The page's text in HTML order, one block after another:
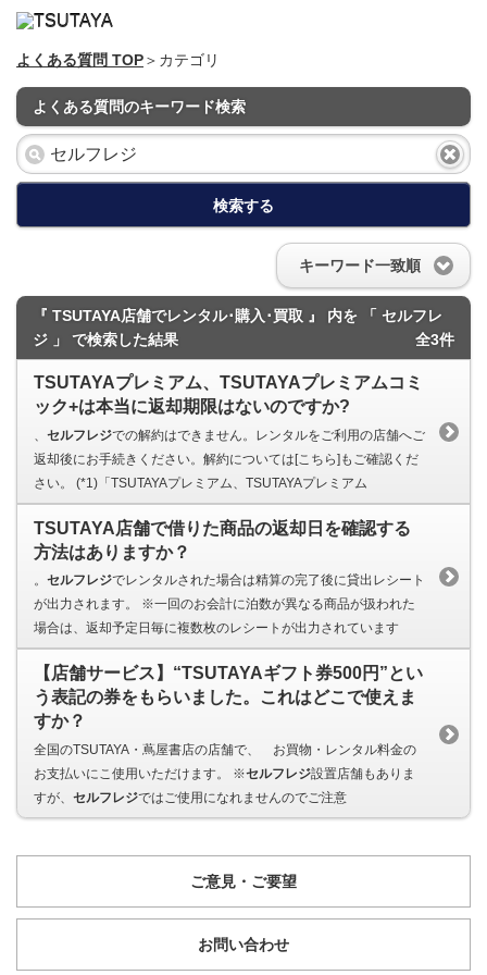
よくある質問 TOP＞カテゴリ
よくある質問のキーワード検索
検索する
キーワード一致順
『 TSUTAYA店舗でレンタル･購入･買取 』 内を 「 セルフレ
ジ 」 で検索した結果
全3件
TSUTAYAプレミアム、TSUTAYAプレミアムコミ
ック+は本当に返却期限はないのですか?
、 セルフレジでの解約はできません。レンタルをご利用の店舗へご
返却後にお手続きください。解約については[こちら]もご確認くだ
さい。 (*1)「TSUTAYAプレミアム、TSUTAYAプレミアム
TSUTAYA店舗で借りた商品の返却日を確認する
方法はありますか？
。 セルフレジでレンタルされた場合は精算の完了後に貸出レシート
が出力されます。 ※一回のお会計に泊数が異なる商品が扱われた
場合は、返却予定日毎に複数枚のレシートが出力されています
【店舗サービス】“TSUTAYAギフト券500円”とい
う表記の券をもらいました。これはどこで使えま
すか？
全国のTSUTAYA・蔦屋書店の店舗で、゙お買物・レンタル料金の
お支払いにこ使用いただけます。 ※セルフレジ設置店舗もありま
すが、 セルフレジではご使用になれませんのでご注意
ご意見・ご要望
お問い合わせ